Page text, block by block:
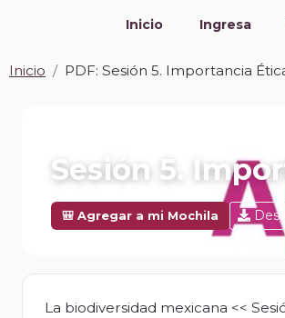
Inicio Ingresa
Inicio PDF: Sesión 5. Importancia
Sesión 5.
🎒 Agregar a mi Mochila
La biodiversidad mexicana <<